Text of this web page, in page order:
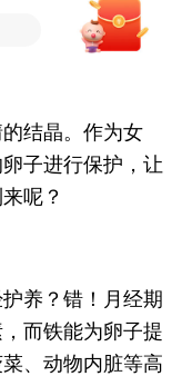
结晶。作为女
子进行保护，让
呢？
养？错！月经期
而铁能为卵子提
、动物内脏等高